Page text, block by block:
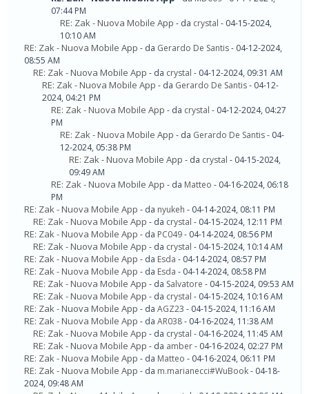
07:44 PM
RE: Zak - Nuova Mobile App - da crystal - 04-15-2024,
10:10 AM
RE: Zak - Nuova Mobile App - da Gerardo De Santis- 04-12-2024,
08:55 AM
RE: Zak - Nuova Mobile App - da crystal - 04-12-2024, 09:31 AM
RE: Zak - Nuova Mobile App - da Gerardo De Santis- 04-12-
2024, 04:21 PM
RE: Zak - Nuova Mobile App - da crystal - 04-12-2024, 04:27
PM
RE: Zak - Nuova Mobile App - da Gerardo De Santis- 04-
12-2024, 05:38 PM
RE: Zak - Nuova Mobile App - da crystal - 04-15-2024,
09:49 AM
RE: Zak - Nuova Mobile App - da Matteo - 04-16-2024, 06:18
PM
RE: Zak - Nuova Mobile App - da nyukeh - 04-14-2024, 08:11 PM
RE: Zak - Nuova Mobile App - da crystal - 04-15-2024, 12:11 PM
RE: Zak - Nuova Mobile App - da PC049- 04-14-2024, 08:56 PM
RE: Zak - Nuova Mobile App - da crystal - 04-15-2024, 10:14 AM
RE: Zak - Nuova Mobile App - da Esda - 04-14-2024, 08:57 PM
RE: Zak - Nuova Mobile App - da Esda - 04-14-2024, 08:58 PM
RE: Zak - Nuova Mobile App - da Salvatore - 04-15-2024, 09:53 AM
RE: Zak - Nuova Mobile App - da crystal - 04-15-2024, 10:16 AM
RE: Zak - Nuova Mobile App - da AGZ23 - 04-15-2024, 11:16 AM
RE: Zak - Nuova Mobile App - da AR038- 04-16-2024, 11:38 AM
RE: Zak - Nuova Mobile App - da crystal - 04-16-2024, 11:45 AM
RE: Zak - Nuova Mobile App - da amber- 04-16-2024, 02:27 PM
RE: Zak - Nuova Mobile App - da Matteo - 04-16-2024, 06:11 PM
RE: Zak - Nuova Mobile App - da m.marianecci#WuBook- 04-18-
2024, 09:48 AM